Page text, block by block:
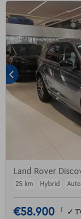
Land Rover
25 km
Hybrid
€58.900 1 ✓